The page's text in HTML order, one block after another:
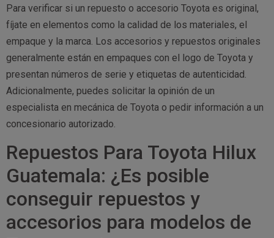
Para verificar si un repuesto o accesorio Toyota es original,
fíjate en elementos como la calidad de los materiales, el
empaque y la marca. Los accesorios y repuestos originales
generalmente están en empaques con el logo de Toyota y
presentan números de serie y etiquetas de autenticidad.
Adicionalmente, puedes solicitar la opinión de un
especialista en mecánica de Toyota o pedir información a un
concesionario autorizado.
Repuestos Para Toyota Hilux
Guatemala: ¿Es posible
conseguir repuestos y
accesorios para modelos de